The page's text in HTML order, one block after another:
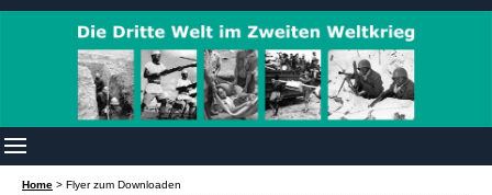
Home > Flyer zum Downloaden